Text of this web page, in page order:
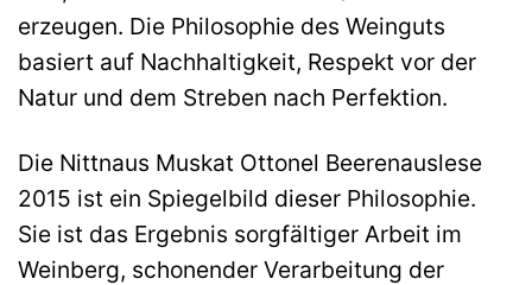
erzeugen. Die Philosophie des Weinguts
basiert auf Nachhaltigkeit, Respekt vor der
Natur und dem Streben nach Perfektion.
Die Nittnaus Muskat Ottonel Beerenauslese
2015 ist ein Spiegelbild dieser Philosophie.
Sie ist das Ergebnis sorgfältiger Arbeit im
Weinberg, schonender Verarbeitung der